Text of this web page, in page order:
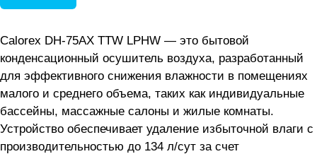
Calorex DH-75AX TTW LPHW — это бытовой
конденсационный осушитель воздуха, разработанный
для эффективного снижения влажности в помещениях
малого и среднего объема, таких как индивидуальные
бассейны, массажные салоны и жилые комнаты.
Устройство обеспечивает удаление избыточной влаги с
производительностью до 134 л/сут за счет